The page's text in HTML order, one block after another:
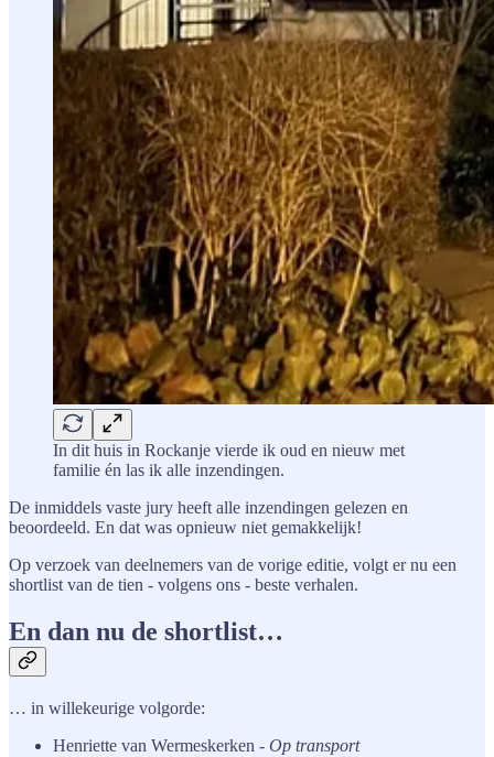
In dit huis in Rockanje vierde ik oud en nieuw met
familie én las ik alle inzendingen.
De inmiddels vaste jury heeft alle inzendingen gelezen en
beoordeeld. En dat was opnieuw niet gemakkelijk!
Op verzoek van deelnemers van de vorige editie, volgt er nu een
shortlist van de tien - volgens ons - beste verhalen.
En dan nu de shortlist…
… in willekeurige volgorde:
Henriette van Wermeskerken - Op transport